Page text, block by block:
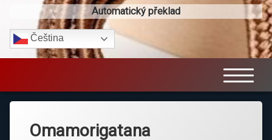
Automatický překlad
Čeština‎
Omamorigatana